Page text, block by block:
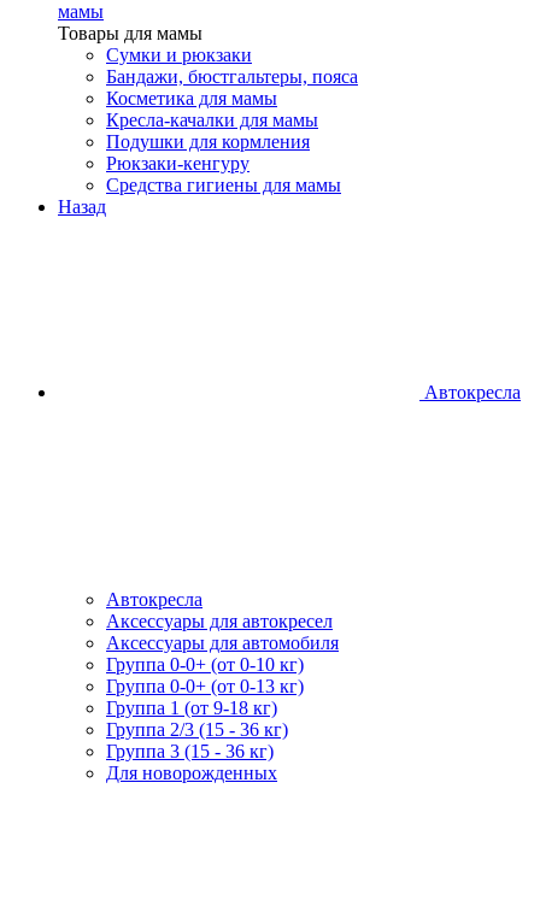
мамы
Товары для мамы
Сумки и рюкзаки
Бандажи, бюстгальтеры, пояса
Косметика для мамы
Кресла-качалки для мамы
Подушки для кормления
Рюкзаки-кенгуру
Средства гигиены для мамы
Назад
Автокресла
Автокресла
Аксессуары для автокресел
Аксессуары для автомобиля
Группа 0-0+ (от 0-10 кг)
Группа 0-0+ (от 0-13 кг)
Группа 1 (от 9-18 кг)
Группа 2/3 (15 - 36 кг)
Группа 3 (15 - 36 кг)
Для новорожденных